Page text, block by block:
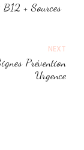
+ Sources
NEXT
Prévention
Urgence